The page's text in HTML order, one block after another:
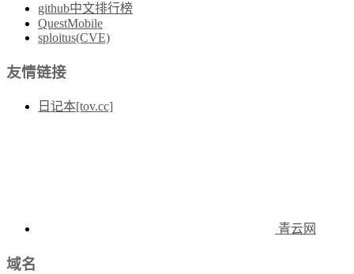
github中文排行榜
QuestMobile
sploitus(CVE)
友情链接
日记本[tov.cc]
青云网
域名